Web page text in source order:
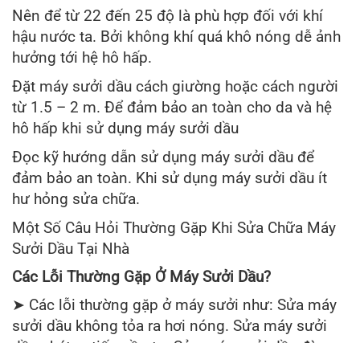
Nên để từ 22 đến 25 độ là phù hợp đối với khí
hậu nước ta. Bởi không khí quá khô nóng dễ ảnh
hưởng tới hệ hô hấp.
Đặt máy sưởi dầu cách giường hoặc cách người
từ 1.5 – 2 m. Để đảm bảo an toàn cho da và hệ
hô hấp khi sử dụng máy sưởi dầu
Đọc kỹ hướng dẫn sử dụng máy sưởi dầu để
đảm bảo an toàn. Khi sử dụng máy sưởi dầu ít
hư hỏng sửa chữa.
Một Số Câu Hỏi Thường Gặp Khi Sửa Chữa Máy
Sưởi Dầu Tại Nhà
Các Lỗi Thường Gặp Ở Máy Sưởi Dầu?
➤ Các lỗi thường gặp ở máy sưởi như: Sửa máy
sưởi dầu không tỏa ra hơi nóng. Sửa máy sưởi